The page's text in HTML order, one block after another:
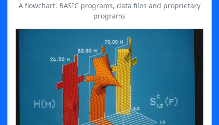
A flowchart, BASIC programs, data files and proprietary
programs